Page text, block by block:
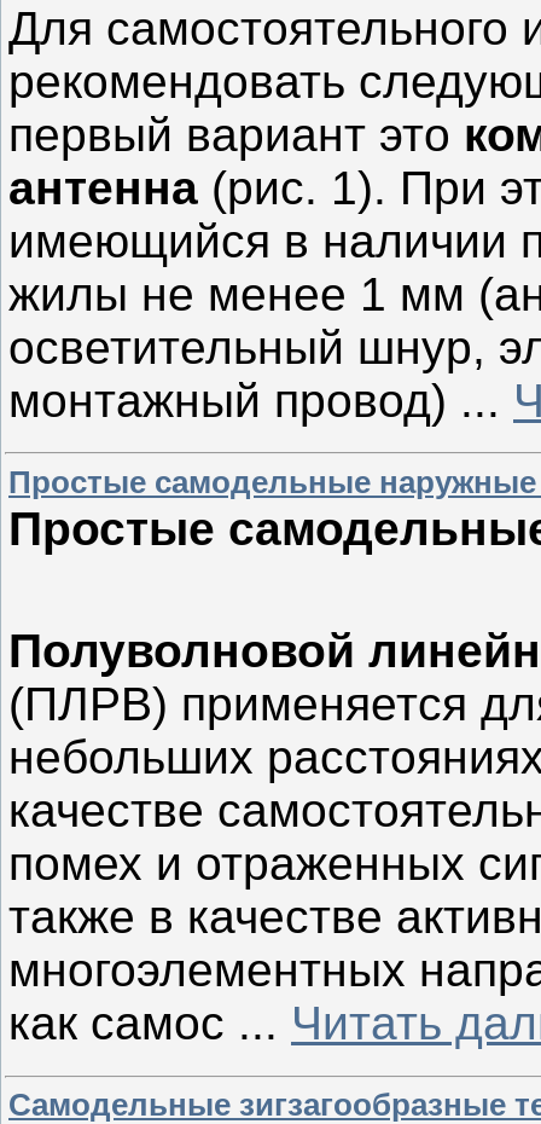
Для самостоятельного
рекомендовать
первый вариант это
антенна (рис. 1). При
имеющийся в наличии
жилы не менее 1 мм
осветительный шнур,
монтажный провод) ...
Простые самодельные наружные
Простые
Полуволновой
(ПЛРВ) применяется
небольших
качестве
помех и отраженных
также в качестве
многоэлементных
как самос ... Читать
Самодельные зигзагообразные